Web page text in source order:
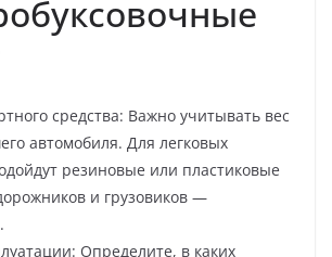
средства: Важно учитывать вес
автомобиля. Для легковых
резиновые или пластиковые
и грузовиков —
Определите, в каких